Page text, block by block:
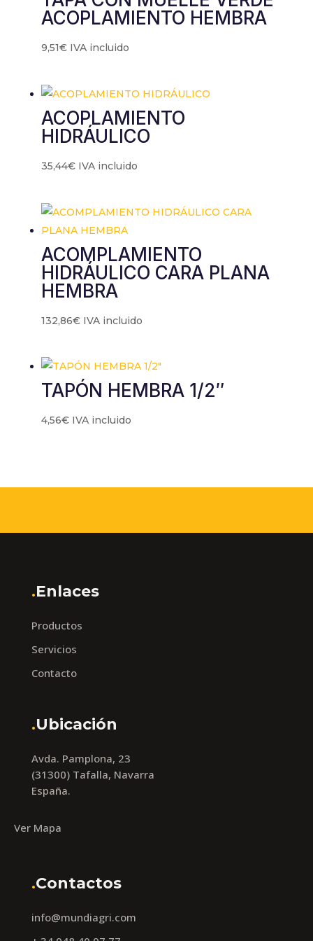
ACOPLAMIENTO HEMBRA
9,51€ IVA incluido
ACOPLAMIENTO
HIDRÁULICO
35,44€ IVA incluido
ACOMPLAMIENTO
HIDRÁULICO CARA PLANA
HEMBRA
132,86€ IVA incluido
TAPÓN HEMBRA 1/2″
4,56€ IVA incluido
.Enlaces
Productos
Servicios
Contacto
.Ubicación
Avda. Pamplona, 23
(31300) Tafalla, Navarra
España.
Ver Mapa
.Contactos
info@mundiagri.com
contenido y
ofertas